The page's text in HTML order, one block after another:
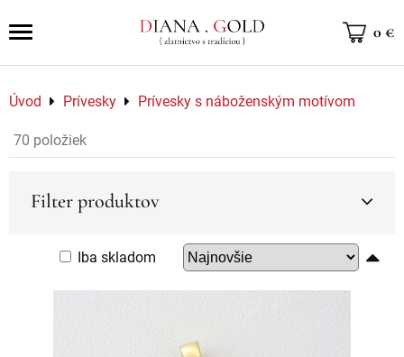
0 €
Úvod Prívesky Prívesky s náboženským motívom
70 položiek
Filter produktov
Iba skladom